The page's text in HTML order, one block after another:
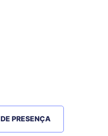
PRESENÇA